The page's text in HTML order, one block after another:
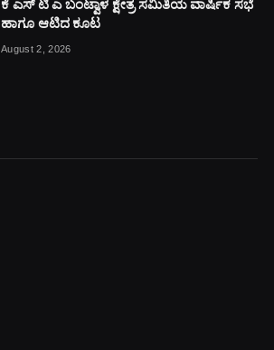
ಕೆ ಎಸ್ ಟಿ ಎ ಬಂಟ್ವಾಳ ಕ್ಷೇತ್ರ ಸಮಿತಿಯ ವಾರ್ಷಿಕ ಸಭೆ
ಹಾಗೂ ಆಟಿದ ಕೂಟ
August 2, 2026